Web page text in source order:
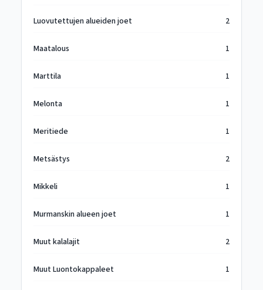
Luovutettujen alueiden joet 2
Maatalous 1
Marttila 1
Melonta 1
Meritiede 1
Metsästys 2
Mikkeli 1
Murmanskin alueen joet 1
Muut kalalajit 2
Muut Luontokappaleet 1